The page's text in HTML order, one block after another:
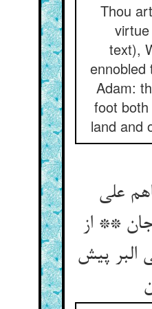
Thou
text),
ennobled
Adam:
foot
land and
علی
** از
البر پیش